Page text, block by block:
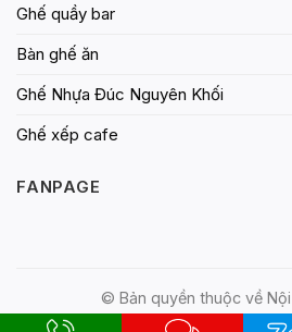
Ghế quầy bar
Bàn ghế ăn
Ghế Nhựa Đúc Nguyên Khối
Ghế xếp cafe
FANPAGE
© Bản quyền thuộc về